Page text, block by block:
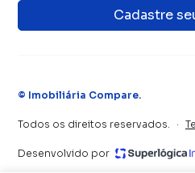
Cadastre
© Imobiliária Compare.
Todos os direitos reservados. ·
Desenvolvido por